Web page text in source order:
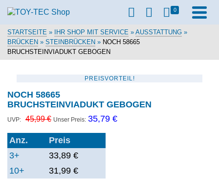
0
STARTSEITE » IHR SHOP MIT SERVICE » AUSSTATTUNG »
BRÜCKEN » STEINBRÜCKEN » NOCH 58665
BRUCHSTEINVIADUKT GEBOGEN
PREISVORTEIL!
NOCH 58665
BRUCHSTEINVIADUKT GEBOGEN
UVP: 45,99€ Ursprünglicher
Preis
45,99 €
Unser Preis: 35,79 €Aktueller
Anz.
Preis
3+
33,89 €
10+
31,99 €